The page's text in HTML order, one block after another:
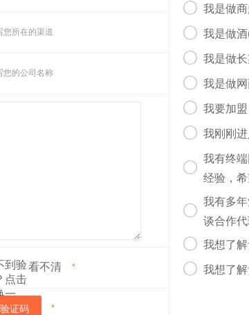
您所在的渠道
您的公司名称
看不清 *
证码 *
 我是做
 我是做
 我是做
 我是做
 我要加盟
 我刚刚

我有终
经验，

我有多
谈合作代
 我想了解
 我想了